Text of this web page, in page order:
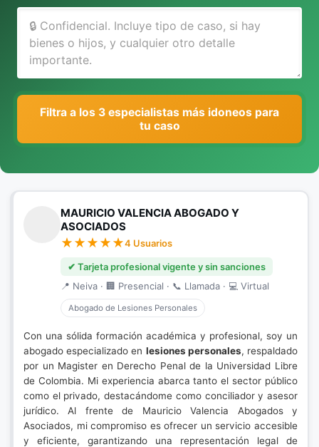
Filtra a los 3 especialistas más idoneos para
tu caso
MAURICIO VALENCIA ABOGADO Y
ASOCIADOS
4 Usuarios
✔ Tarjeta profesional vigente y sin sanciones
📍 Neiva · 🏢 Presencial · 📞 Llamada · 💻 Virtual
Abogado de Lesiones Personales
Con una sólida formación académica y profesional, soy un
abogado especializado en lesiones personales, respaldado
por un Magister en Derecho Penal de la Universidad Libre
de Colombia. Mi experiencia abarca tanto el sector público
como el privado, destacándome como conciliador y asesor
jurídico. Al frente de Mauricio Valencia Abogados y
Asociados, mi compromiso es ofrecer un servicio accesible
y eficiente, garantizando una representación legal de